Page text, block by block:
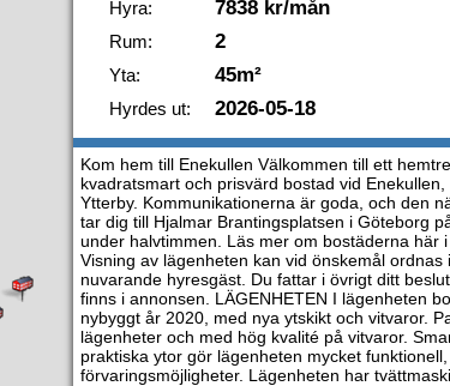
Hyra: 7838 kr/mån
Rum: 2
Yta: 45m²
Hyrdes ut: 2026-05-18
Kom hem till Enekullen Välkommen till ett
kvadratsmart och prisvärd bostad vid
Ytterby. Kommunikationerna är goda, och den
tar dig till Hjalmar Brantingsplatsen i Göteborg
under halvtimmen. Läs mer om bostäderna här i
Visning av lägenheten kan vid önskemål ordnas
nuvarande hyresgäst. Du fattar i övrigt ditt
finns i annonsen. LÄGENHETEN I lägenheten
nybyggt år 2020, med nya ytskikt och vitvaror.
lägenheter och med hög kvalité på vitvaror.
praktiska ytor gör lägenheten mycket
förvaringsmöjligheter. Lägenheten har